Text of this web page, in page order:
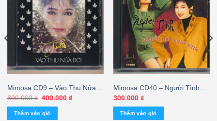
Mimosa CD9 – Vào Thu Nửa
Đời – Julie (JVC, Trầy) KGTUS
800.000₫ Giá
là:
800.000 ₫.
400.000 ₫Giá
Thêm vào giỏ
Mimosa CD40 – Người Tình
Người Đẹp Xinh Xinh – Khánh
Hà – Ý Lan (Bìa F1 – TBD)
300.000 ₫
Thêm vào giỏ